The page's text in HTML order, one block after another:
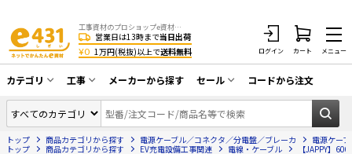
工事資材のプロショップe資材 CATV・アンテナ・防犯・光・LAN・電気・空調工事など
営業日は13時まで当日出荷
¥0 1万円(税抜)以上で送料無料 ログイン カート メニュー
カテゴリ
同軸ケーブル／テレビ用接栓／関連工具
アンテナ・取付金具・ブースター／CATV
部材類
工事
CATV・アンテナ工事
光工事・FTTH工事
メーカーから探す セール
在庫一掃セール
コードから注文
トップ 商品カテゴリから探す 電源ケーブル／コネクタ／分電盤／ブレーカ
電源ケー
トップ
商品カテゴリから探す EV充電設備工事関連 電線・ケーブル
【JAPPY】